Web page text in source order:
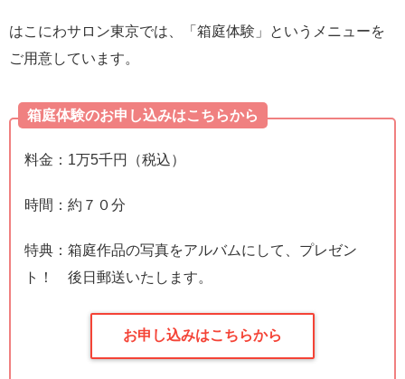
はこにわサロン東京では、「箱庭体験」というメニューを
ご用意しています。
箱庭体験のお申し込みはこちらから
料金：1万5千円（税込）
時間：約７０分
特典：箱庭作品の写真をアルバムにして、プレゼン
ト！ 後日郵送いたします。
お申し込みはこちらから